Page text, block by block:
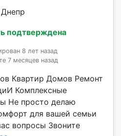
Днепр
подтверждена
8 лет назад
7 месяцев назад
Квартир Домов Ремонт
Комплексные
Не просто делаю
для вашей семьи
вопросы Звоните